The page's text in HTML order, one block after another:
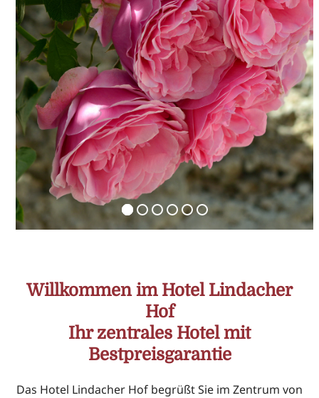
Willkommen im Hotel Lindacher
Hof
Ihr zentrales Hotel mit
Bestpreisgarantie
Das Hotel Lindacher Hof begrüßt Sie im Zentrum von